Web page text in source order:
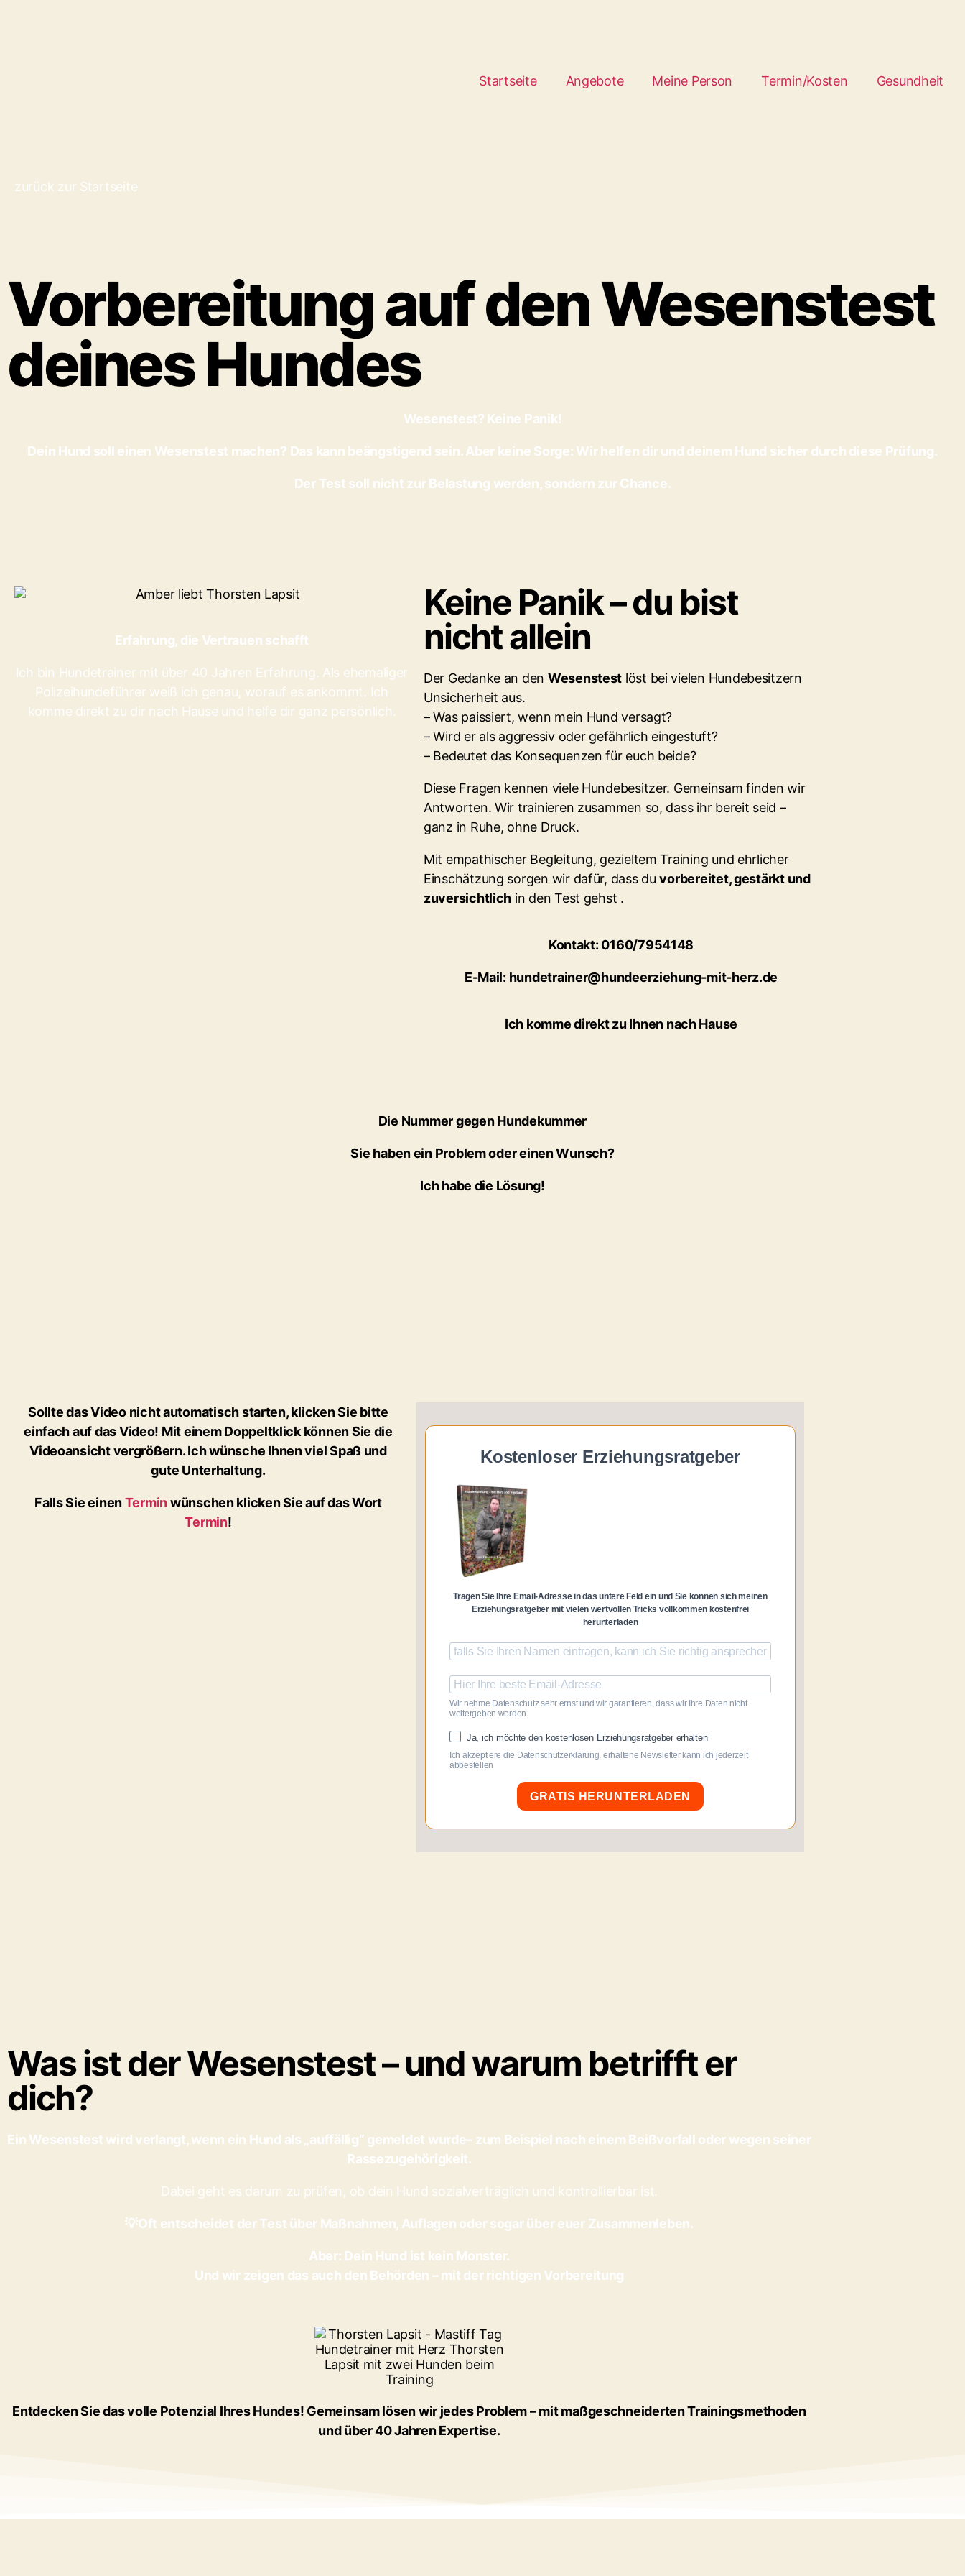
Startseite Angebote Meine Person Termin/Kosten Gesundheit
zurück zur Startseite
Vorbereitung auf den Wesenstest
deines Hundes
Wesenstest? Keine Panik!
Dein Hund soll einen Wesenstest machen? Das kann beängstigend sein. Aber keine Sorge: Wir helfen dir und deinem Hund sicher durch diese Prüfung.
Der Test soll nicht zur Belastung werden, sondern zur Chance.
Erfahrung, die Vertrauen schafft
Ich bin Hundetrainer mit über 40 Jahren Erfahrung. Als ehemaliger
Polizeihundeführer weiß ich genau, worauf es ankommt. Ich
komme direkt zu dir nach Hause und helfe dir ganz persönlich.
Keine Panik – du bist
nicht allein
Der Gedanke an den Wesenstest löst bei vielen Hundebesitzern
Unsicherheit aus.
– Was paissiert, wenn mein Hund versagt?
– Wird er als aggressiv oder gefährlich eingestuft?
– Bedeutet das Konsequenzen für euch beide?
Diese Fragen kennen viele Hundebesitzer. Gemeinsam finden wir
Antworten. Wir trainieren zusammen so, dass ihr bereit seid –
ganz in Ruhe, ohne Druck.
Mit empathischer Begleitung, gezieltem Training und ehrlicher
Einschätzung sorgen wir dafür, dass duvorbereitet, gestärkt und
zuversichtlich in den Test gehst .
Kontakt: 0160/7954148
E-Mail: hundetrainer@hundeerziehung-mit-herz.de
Ich komme direkt zu Ihnen nach Hause
Die Nummer gegen Hundekummer
Sie haben ein Problem oder einen Wunsch?
Ich habe die Lösung!
Sollte das Video nicht automatisch starten, klicken Sie bitte
einfach auf das Video! Mit einem Doppeltklick können Sie die
Videoansicht vergrößern. Ich wünsche Ihnen viel Spaß und
gute Unterhaltung.
Falls Sie einenTerminwünschen klicken Sie auf das Wort
Termin!
Kostenloser Erziehungsratgeber
Tragen Sie Ihre Email-Adresse in das untere Feld ein und Sie können sich meinen
Erziehungsratgeber mit vielen wertvollen Tricks vollkommen kostenfrei
herunterladen
Wir nehme Datenschutz sehr ernst und wir garantieren, dass wir Ihre Daten nicht
weitergeben werden.
Ja, ich möchte den kostenlosen Erziehungsratgeber erhalten
Ich akzeptiere die Datenschutzerklärung, erhaltene Newsletter kann ich jederzeit
abbestellen
GRATIS HERUNTERLADEN
Was ist der Wesenstest – und warum betrifft er
dich?
Ein Wesenstest wird verlangt, wenn ein Hund als „auffällig“ gemeldet wurde– zum Beispiel nach einem Beißvorfall oder wegen seiner
Rassezugehörigkeit.
Dabei geht es darum zu prüfen, ob dein Hund sozialverträglich und kontrollierbar ist.
💡Oft entscheidet der Test über Maßnahmen, Auflagen oder sogar über euer Zusammenleben.
Aber: Dein Hund ist kein Monster.
Und wir zeigen das auch den Behörden – mit der richtigen Vorbereitung
Entdecken Sie das volle Potenzial Ihres Hundes! Gemeinsam lösen wir jedes Problem – mit maßgeschneiderten Trainingsmethoden
und über 40 Jahren Expertise.